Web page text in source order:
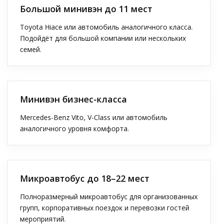
Большой минивэн до 11 мест
Toyota Hiace или автомобиль аналогичного класса.
Подойдёт для большой компании или нескольких
семей.
Минивэн бизнес-класса
Mercedes-Benz Vito, V-Class или автомобиль
аналогичного уровня комфорта.
Микроавтобус до 18–22 мест
Полноразмерный микроавтобус для организованных
групп, корпоративных поездок и перевозки гостей
мероприятий.